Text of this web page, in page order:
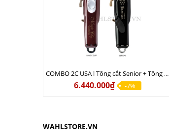
COMBO 2C USA l Tông cắt Senior + Tông cắt Magic clip
6.440.000₫ -7%
WAHLSTORE.VN